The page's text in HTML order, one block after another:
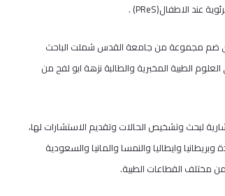
عند الاطفال(PReS)
.
ضم مجموعة من جامعة القدس شملت الباحث
الطبية المخبرية والطالبة نزهة ابو لفح من
لبحث وتشخيص الحالات وتقديم الاستشارات لها،
واجنبي من الولايات المتحدة وبريطانيا وايطاليا والنمسا والمانيا والسعودية